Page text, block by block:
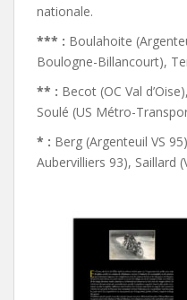
nationale.
*** : Boulahoite
Boulogne-Billancourt),
** : Becot (OC Val
Soulé (US Métro-
* : Berg (Argenteuil VS
Aubervilliers 93), Saillard